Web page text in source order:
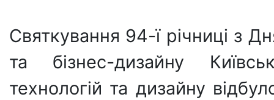
Святкування 94-ї річниці з
та бізнес-дизайну
технологій та дизайну